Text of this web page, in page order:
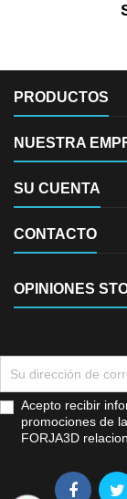
PRODUCTOS
NUESTRA
SU CUENTA
CONTACTO
OPINIONES
Acepto recibir
promociones de
FORJA3D